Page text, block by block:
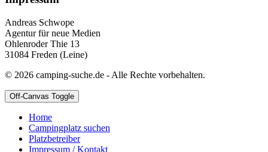
Andreas Schwope
Agentur für neue Medien
Ohlenroder Thie 13
31084 Freden (Leine)
© 2026 camping-suche.de - Alle Rechte vorbehalten.
Off-Canvas Toggle
Home
Campingplatz suchen
Platzbetreiber
Impressum / Kontakt